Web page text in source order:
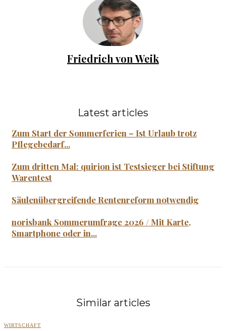
Friedrich von Weik
Latest articles
Zum Start der Sommerferien – Ist Urlaub trotz
Pflegebedarf...
Zum dritten Mal: quirion ist Testsieger bei Stiftung
Warentest
Säulenübergreifende Rentenreform notwendig
norisbank Sommerumfrage 2026 / Mit Karte,
Smartphone oder in...
Similar articles
WIRTSCHAFT